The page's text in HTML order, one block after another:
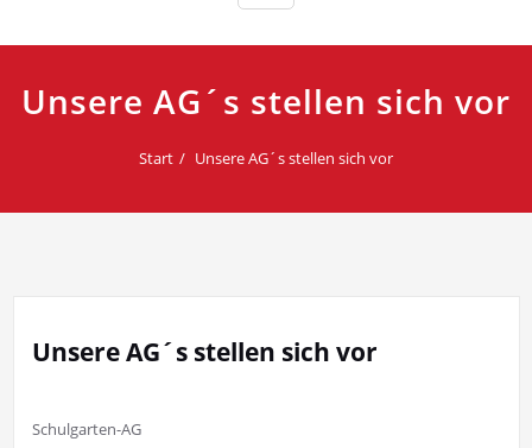
Unsere AG´s stellen sich vor
Start Unsere AG´s stellen sich vor
Unsere AG´s stellen sich vor
Schulgarten-AG